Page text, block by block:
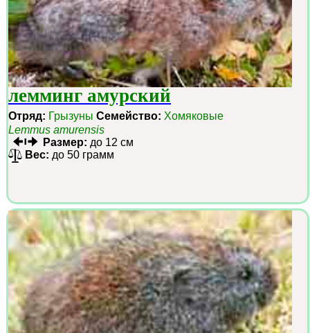
лемминг амурский
Отряд: Грызуны Семейство: Хомяковые
Lemmus amurensis
Размер: до 12 см
Вес: до 50 грамм